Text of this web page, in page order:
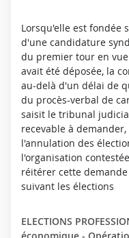
Lorsqu'elle est fondée
d'une candidature
du premier tour en
avait été déposée, la
au-delà d'un délai de
du procès-verbal de
saisit le tribunal
recevable à
l'annulation des
l'organisation
réitérer cette
suivant les élections
ELECTIONS